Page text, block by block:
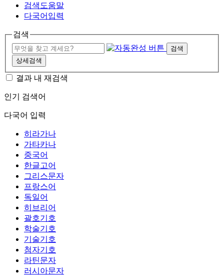
검색도움말
다국어입력
검색
검색
상세검색
결과 내 재검색
인기 검색어
다국어 입력
히라가나
가타카나
중국어
한글고어
그리스문자
프랑스어
독일어
히브리어
괄호기호
학술기호
기술기호
첨자기호
라틴문자
러시아문자